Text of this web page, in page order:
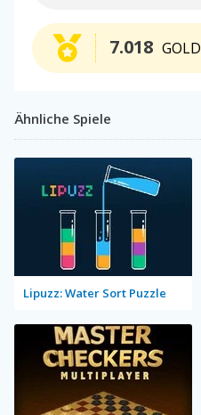
GOLD
7.018
Ähnliche Spiele
Lipuzz: Water Sort Puzzle